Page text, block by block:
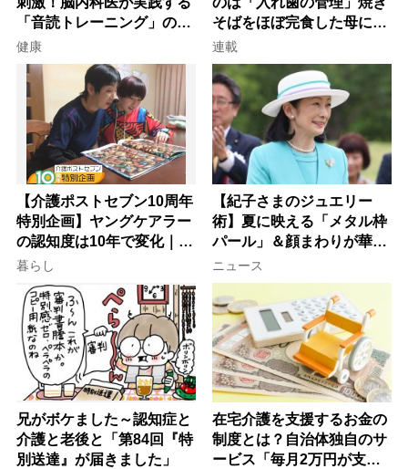
「音読トレーニング」の極
意
健康
そばをほぼ完食した母に息
子が血の気が引いた理由
連載
【介護ポストセブン10周年
特別企画】ヤングケアラー
の認知度は10年で変化｜流
行語大賞にノミネート、法
律にも明記されたが果たし
て現在は？
暮らし
【紀子さまのジュエリー
術】夏に映える「メタル枠
パール」＆顔まわりが華や
ぐ「揺れる一粒」の使い分
け方
ニュース
兄がボケました～認知症と
介護と老後と「第84回『特
別送達』が届きました」
在宅介護を支援するお金の
制度とは？自治体独自のサ
ービス「毎月2万円が支給